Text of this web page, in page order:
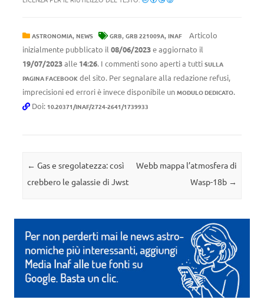
ASTRONOMIA, NEWS GRB, GRB 221009A, INAF
Articolo
inizialmente pubblicato il 08/06/2023e aggiornato il
19/07/2023alle 14:26. I commenti sono aperti a tutti SULLA
PAGINA FACEBOOK del sito. Per segnalare alla redazione refusi,
imprecisioni ed errori è invece disponibile un MODULO DEDICATO.
Doi: 10.20371/INAF/2724-2641/1739933
Navigazione articolo
← Gas e sregolatezza: così
crebbero le galassie di Jwst
Webb mappa l’atmosfera di
Wasp-18b →